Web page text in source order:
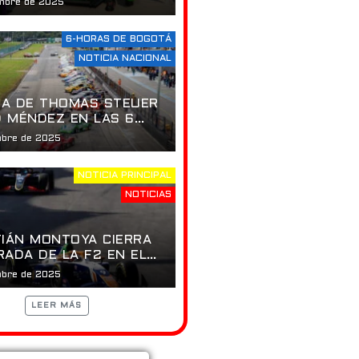
de 2025
6-HORAS DE BOGOTÁ
NOTICIA NACIONAL
DE THOMAS STEUER
MÉNDEZ EN LAS 6
BOGOTÁ.
de 2025
NOTICIA PRINCIPAL
NOTICIAS
MONTOYA CIERRA
DE LA F2 EN EL
de 2025
LEER MÁS